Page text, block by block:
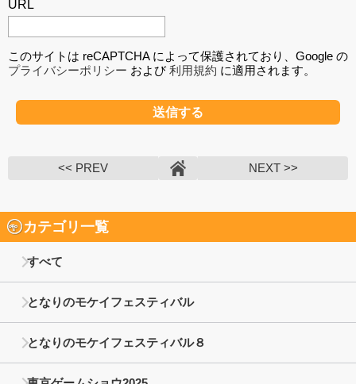
URL
このサイトは reCAPTCHA によって保護されており、Google の
プライバシーポリシー および利用規約 に適用されます。
<< PREV NEXT >>
カテゴリ一覧
すべて
となりのモケイフェスティバル
となりのモケイフェスティバル８